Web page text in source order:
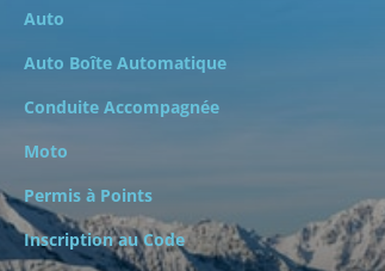
Auto
Auto Boîte Automatique
Conduite Accompagnée
Moto
Permis à Points
Inscription au Code